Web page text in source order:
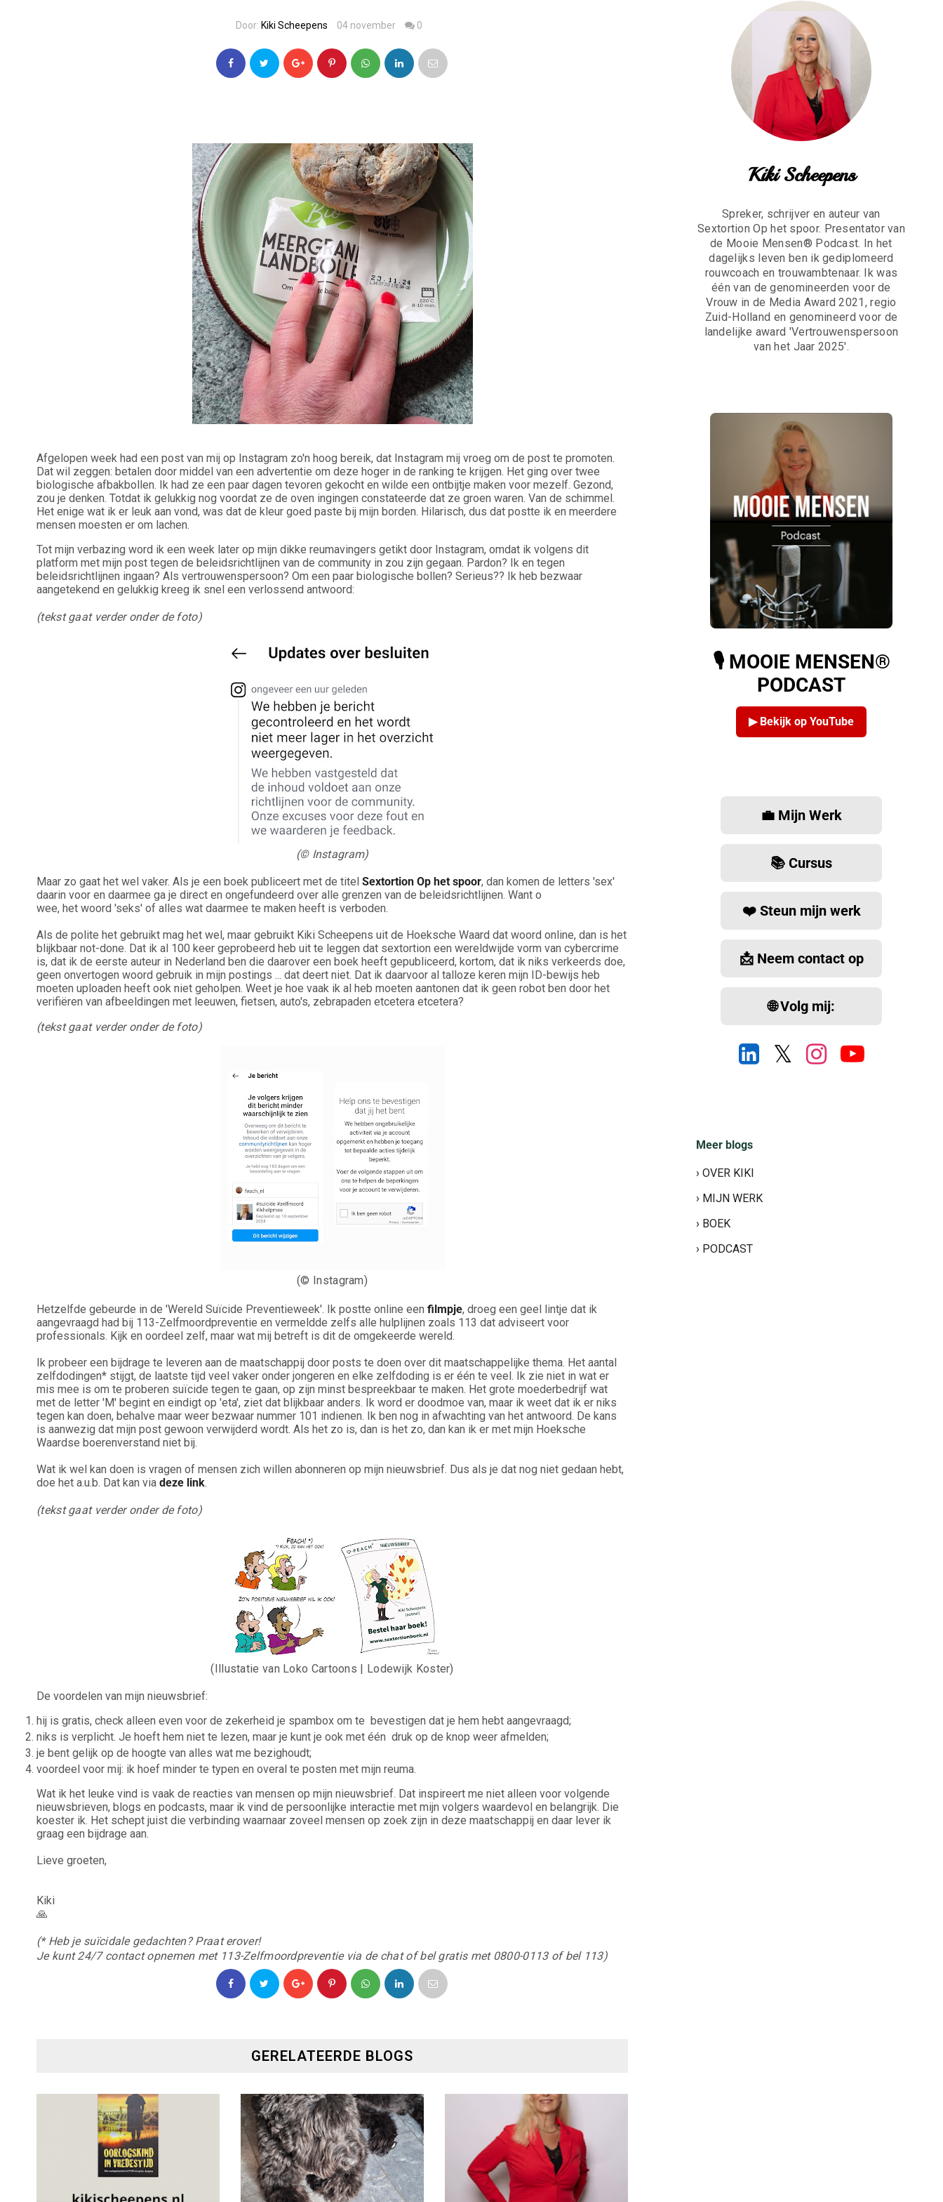
Door: Kiki Scheepens 04 november 0
Afgelopen week had een post van mij op Instagram zo'n hoog bereik, dat Instagram mij vroeg om de post te promoten.
Dat wil zeggen: betalen door middel van een advertentie om deze hoger in de ranking te krijgen. Het ging over twee
biologische afbakbollen. Ik had ze een paar dagen tevoren gekocht en wilde een ontbijtje maken voor mezelf. Gezond,
zou je denken. Totdat ik gelukkig nog voordat ze de oven ingingen constateerde dat ze groen waren. Van de schimmel.
Het enige wat ik er leuk aan vond, was dat de kleur goed paste bij mijn borden. Hilarisch, dus dat postte ik en meerdere
mensen moesten er om lachen.
Tot mijn verbazing word ik een week later op mijn dikke reumavingers getikt door Instagram, omdat ik volgens dit
platform met mijn post tegen de beleidsrichtlijnen van de community in zou zijn gegaan. Pardon? Ik en tegen
beleidsrichtlijnen ingaan? Als vertrouwenspersoon? Om een paar biologische bollen? Serieus?? Ik heb bezwaar
aangetekend en gelukkig kreeg ik snel een verlossend antwoord:
(tekst gaat verder onder de foto)
(© Instagram)
Maar zo gaat het wel vaker. Als je een boek publiceert met de titel Sextortion Op het spoor, dan komen de letters 'sex'
daarin voor en daarmee ga je direct en ongefundeerd over alle grenzen van de beleidsrichtlijnen. Want o
wee, het woord 'seks' of alles wat daarmee te maken heeft is verboden.
Als de polite het gebruikt mag het wel, maar gebruikt Kiki Scheepens uit de Hoeksche Waard dat woord online, dan is het
blijkbaar not-done. Dat ik al 100 keer geprobeerd heb uit te leggen dat sextortion een wereldwijde vorm van cybercrime
is, dat ik de eerste auteur in Nederland ben die daarover een boek heeft gepubliceerd, kortom, dat ik niks verkeerds doe,
geen onvertogen woord gebruik in mijn postings ... dat deert niet. Dat ik daarvoor al talloze keren mijn ID-bewijs heb
moeten uploaden heeft ook niet geholpen. Weet je hoe vaak ik al heb moeten aantonen dat ik geen robot ben door het
verifiëren van afbeeldingen met leeuwen, fietsen, auto's, zebrapaden etcetera etcetera?
(tekst gaat verder onder de foto)
(© Instagram)
Hetzelfde gebeurde in de 'Wereld Suïcide Preventieweek'. Ik postte online een filmpje, droeg een geel lintje dat ik
aangevraagd had bij 113-Zelfmoordpreventie en vermeldde zelfs alle hulplijnen zoals 113 dat adviseert voor
professionals. Kijk en oordeel zelf, maar wat mij betreft is dit de omgekeerde wereld.
Ik probeer een bijdrage te leveren aan de maatschappij door posts te doen over dit maatschappelijke thema. Het aantal
zelfdodingen* stijgt, de laatste tijd veel vaker onder jongeren en elke zelfdoding is er één te veel. Ik zie niet in wat er
mis mee is om te proberen suïcide tegen te gaan, op zijn minst bespreekbaar te maken. Het grote moederbedrijf wat
met de letter 'M' begint en eindigt op 'eta', ziet dat blijkbaar anders. Ik word er doodmoe van, maar ik weet dat ik er niks
tegen kan doen, behalve maar weer bezwaar nummer 101 indienen. Ik ben nog in afwachting van het antwoord. De kans
is aanwezig dat mijn post gewoon verwijderd wordt. Als het zo is, dan is het zo, dan kan ik er met mijn Hoeksche
Waardse boerenverstand niet bij.
Wat ik wel kan doen is vragen of mensen zich willen abonneren op mijn nieuwsbrief. Dus als je dat nog niet gedaan hebt,
doe het a.u.b. Dat kan via deze link.
(tekst gaat verder onder de foto)
(Illustatie van Loko Cartoons | Lodewijk Koster)
De voordelen van mijn nieuwsbrief:
hij is gratis, check alleen even voor de zekerheid je spambox om te bevestigen dat je hem hebt aangevraagd;
niks is verplicht. Je hoeft hem niet te lezen, maar je kunt je ook met één druk op de knop weer afmelden;
je bent gelijk op de hoogte van alles wat me bezighoudt;
voordeel voor mij: ik hoef minder te typen en overal te posten met mijn reuma.
Wat ik het leuke vind is vaak de reacties van mensen op mijn nieuwsbrief. Dat inspireert me niet alleen voor volgende
nieuwsbrieven, blogs en podcasts, maar ik vind de persoonlijke interactie met mijn volgers waardevol en belangrijk. Die
koester ik. Het schept juist die verbinding waarnaar zoveel mensen op zoek zijn in deze maatschappij en daar lever ik
graag een bijdrage aan.
Lieve groeten,
Kiki
🙏
(* Heb je suïcidale gedachten? Praat erover!
Je kunt 24/7 contact opnemen met 113-Zelfmoordpreventie via de chat of bel gratis met 0800-0113 of bel 113)
GERELATEERDE BLOGS
Kiki Scheepens
Spreker, schrijver en auteur van
Sextortion Op het spoor. Presentator van
de Mooie Mensen® Podcast. In het
dagelijks leven ben ik gediplomeerd
rouwcoach en trouwambtenaar. Ik was
één van de genomineerden voor de
Vrouw in de Media Award 2021, regio
Zuid-Holland en genomineerd voor de
landelijke award 'Vertrouwenspersoon
van het Jaar 2025'.
🎙️ MOOIE MENSEN®
PODCAST
▶ Bekijk op YouTube
💼 Mijn Werk
📚 Cursus
❤️ Steun mijn werk
📩 Neem contact op
🌐 Volg mij:
𝕏
Meer blogs
› OVER KIKI
› MIJN WERK
› BOEK
› PODCAST